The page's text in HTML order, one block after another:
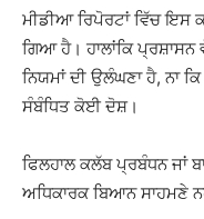
ਮੀਡੀਆ ਰਿਪੋਰਟਾਂ ਵਿੱਚ ਇਸ
ਗਿਆ ਹੈ। ਹਾਲਾਂਕਿ ਪ੍ਰਸ਼ਾਸਨ
ਨਿਯਮਾਂ ਦੀ ਉਲੰਘਣਾ ਹੈ, ਨਾ
ਸੰਬੰਧਿਤ ਕੋਈ ਦੋਸ਼।
ਫਿਲਹਾਲ ਕਲੱਬ ਪ੍ਰਬੰਧਨ ਜਾਂ
ਅਧਿਕਾਰਕ ਬਿਆਨ ਸਾਹਮਣੇ